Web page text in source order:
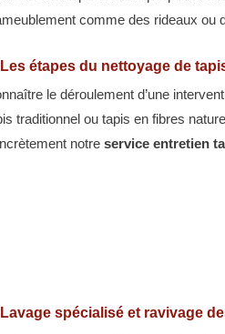
comme des rideaux ou
Les étapes du nettoyage de
le déroulement d’une
traditionnel ou tapis en fibres
notre service entretien
Lavage spécialisé et ravivage